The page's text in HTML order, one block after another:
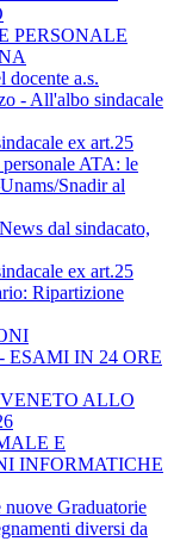
PERSONALE
docente a.s.
- All'albo sindacale
ex art.25
ATA: le
Snadir al
dal sindacato,
ex art.25
Ripartizione
ESAMI IN 24 ORE
ALLO
E
INFORMATICHE
Graduatorie
diversi da